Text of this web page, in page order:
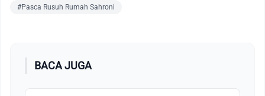
#Pasca Rusuh Rumah Sahroni
BACA JUGA